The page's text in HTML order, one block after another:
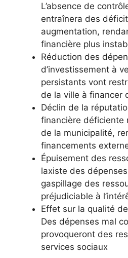
L’absence de
entraînera des
augmentation,
financière plus
Réduction des
d’investissement à
persistants vont
de la ville à financer
Déclin de la
financière déficiente
de la municipalité,
financements
Épuisement des
laxiste des
gaspillage des
préjudiciable à
Effet sur la qualité
Des dépenses mal
provoqueront des
services sociaux